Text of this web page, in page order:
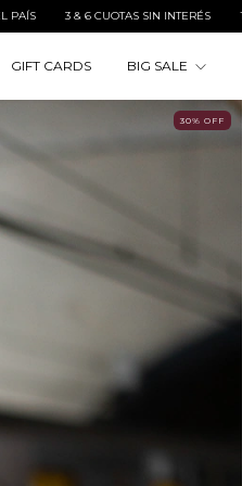
10% OFF CON TRANSFERENCIA BANCARIA
GIFT CARDS BIG SALE
30% OFF